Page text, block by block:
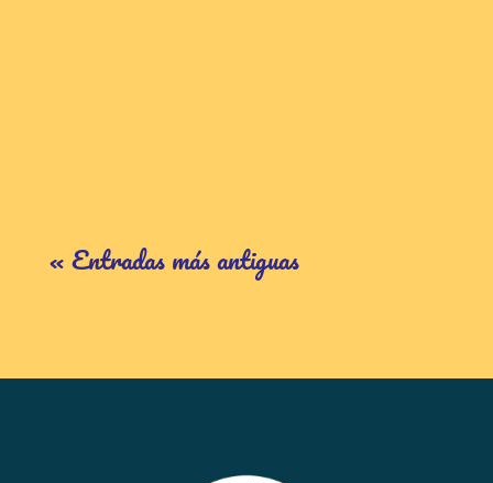
« Entradas más antiguas